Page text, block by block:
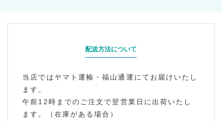
配送方法について
当店ではヤマト運輸・福山通運にてお届けいたし
ます。
午前12時までのご注文で翌営業日に出荷いたし
ます。（在庫がある場合）